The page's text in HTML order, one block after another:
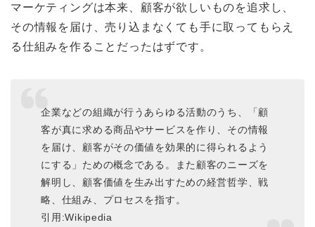
マーケティングは本来、顧客が欲しいものを追求し、
その情報を届け、売り込まなくても手に取ってもらえ
る仕組みを作ることだったはずです。
企業などの組織が行うあらゆる活動のうち、「顧
客が真に求める商品やサービスを作り、その情報
を届け、顧客がその価値を効果的に得られるよう
にする」ための概念である。また顧客のニーズを
解明し、顧客価値を生み出すための経営哲学、戦
略、仕組み、プロセスを指す。
引用:Wikipedia